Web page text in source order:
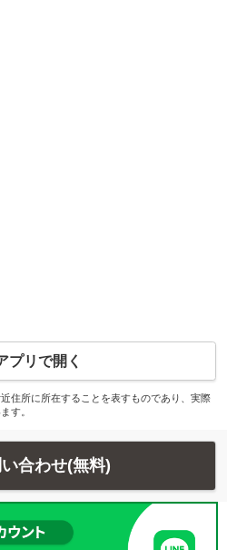
プリで開く
住所に所在することを表すものであり、実際
す。
合わせ(無料)